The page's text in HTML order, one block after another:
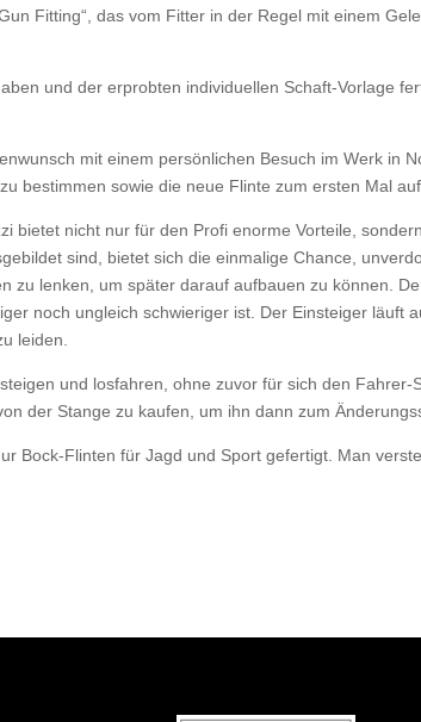
Fitting“, das vom Fitter in der Regel mit einem
und der erprobten individuellen Schaft-Vorlage
mit einem persönlichen Besuch im Werk in
bestimmen sowie die neue Flinte zum ersten Mal
bietet nicht nur für den Profi enorme Vorteile,
sind, bietet sich die einmalige Chance,
zu lenken, um später darauf aufbauen zu können.
noch ungleich schwieriger ist. Der Einsteiger läuft
leiden.
und losfahren, ohne zuvor für sich den
der Stange zu kaufen, um ihn dann zum
Bock-Flinten für Jagd und Sport gefertigt. Man